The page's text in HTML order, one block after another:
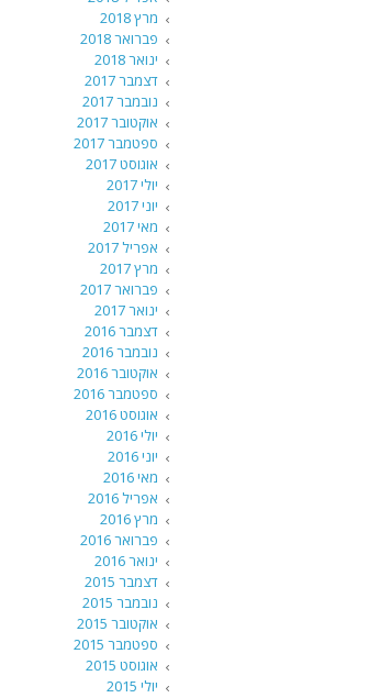
מרץ 2018
פברואר 2018
ינואר 2018
דצמבר 2017
נובמבר 2017
אוקטובר 2017
ספטמבר 2017
אוגוסט 2017
יולי 2017
יוני 2017
מאי 2017
אפריל 2017
מרץ 2017
פברואר 2017
ינואר 2017
דצמבר 2016
נובמבר 2016
אוקטובר 2016
ספטמבר 2016
אוגוסט 2016
יולי 2016
יוני 2016
מאי 2016
אפריל 2016
מרץ 2016
פברואר 2016
ינואר 2016
דצמבר 2015
נובמבר 2015
אוקטובר 2015
ספטמבר 2015
אוגוסט 2015
יולי 2015